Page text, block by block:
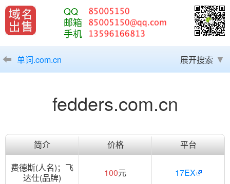
QQ
邮箱
手机
单词.com.cn 展开搜索
fedders.com.cn
简介 价格
平台
费德斯(人名)；飞
达仕(品牌)
100元 17EX